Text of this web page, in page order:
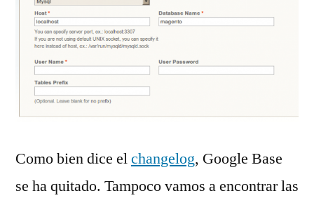
Como bien dice elchangelog, Google Base
se ha quitado. Tampoco vamos a encontrar las